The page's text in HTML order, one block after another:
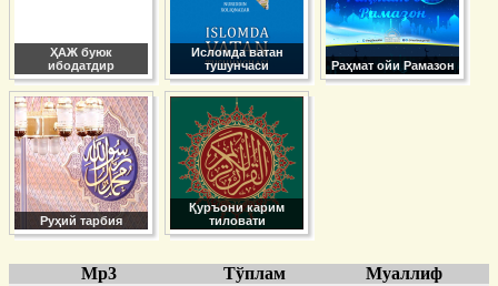
ҲАЖ буюк
ибодатдир
Исломда ватан
тушунчаси
Раҳмат ойи Рамазон
Руҳий тарбия
Қуръони карим
тиловати
Mp3 Тўплам
Муаллиф